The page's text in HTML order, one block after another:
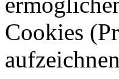
Cookies